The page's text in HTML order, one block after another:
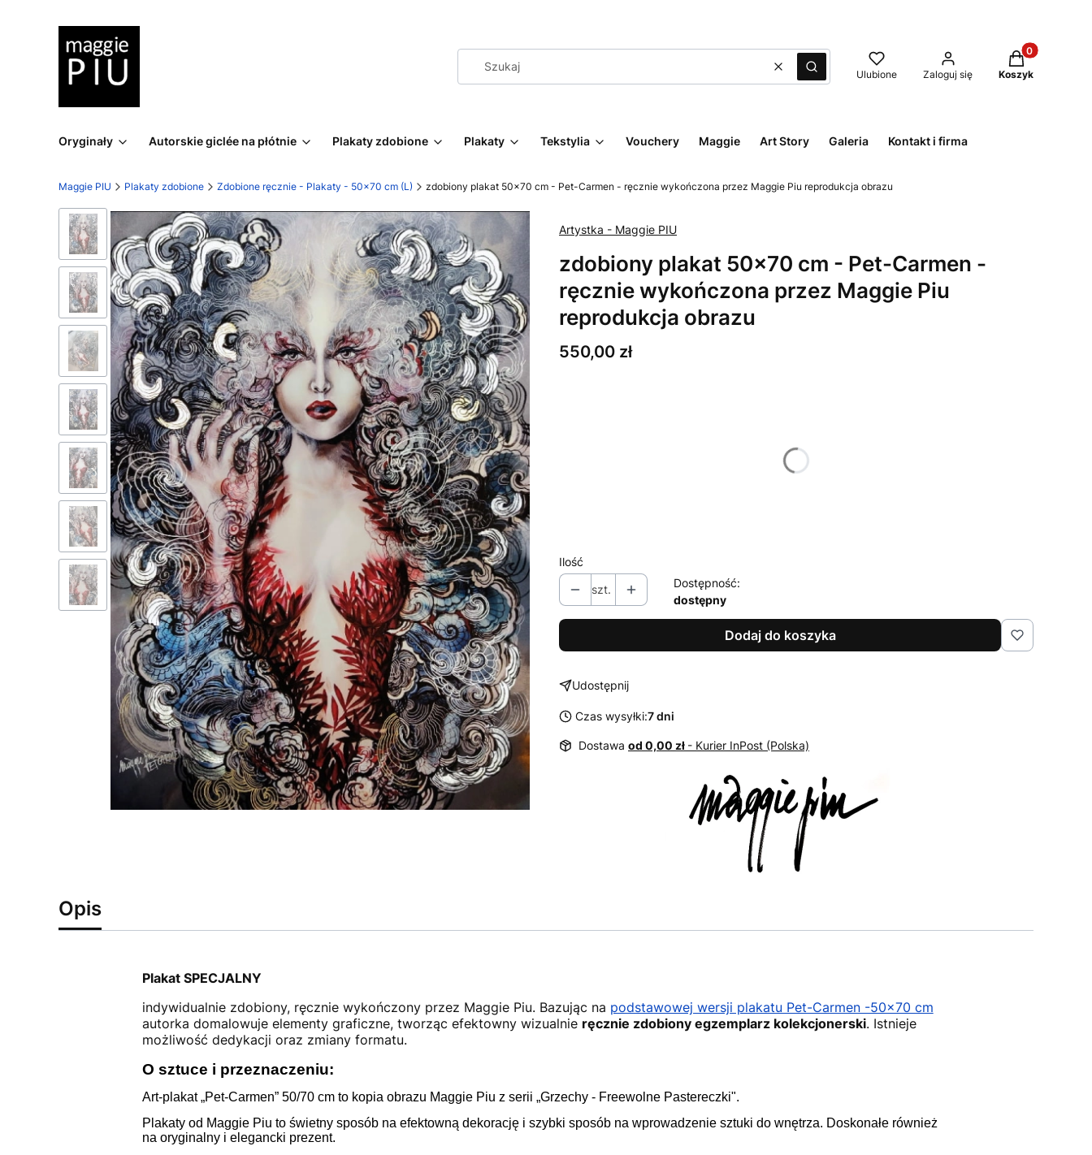
WyczyśćSzukaj Ulubione Zaloguj się
Produkty w
Koszyk
Oryginały Autorskie giclée na płótnie Plakaty zdobione Plakaty Tekstylia Vouchery Maggie Art Story Galeria Kontakt i firma
Maggie PIU Plakaty zdobione Zdobione ręcznie - Plakaty - 50x70 cm (L) zdobiony plakat 50x70 cm - Pet-Carmen - ręcznie wykończona przez Maggie Piu reprodukcja obrazu
Artystka - Maggie PIU
zdobiony plakat 50x70 cm - Pet-Carmen -
ręcznie wykończona przez Maggie Piu
reprodukcja obrazu
Cena
550,00 zł
Ilość
szt.
Dostępność:
dostępny
Dodaj do koszyka
Udostępnij
Czas wysyłki:7 dni
Dostawa od 0,00 zł - Kurier InPost (Polska)
Opis
Plakat SPECJALNY
indywidualnie zdobiony, ręcznie wykończony przez Maggie Piu. Bazując na podstawowej wersji plakatu Pet-Carmen -50x70 cm
autorka domalowuje elementy graficzne, tworząc efektowny wizualnie ręcznie zdobiony egzemplarz kolekcjonerski. Istnieje
możliwość dedykacji oraz zmiany formatu.
O sztuce i przeznaczeniu:
Art-plakat „Pet-Carmen” 50/70 cm to kopia obrazu Maggie Piu z serii „Grzechy - Freewolne Pastereczki".
Plakaty od Maggie Piu to świetny sposób na efektowną dekorację i szybki sposób na wprowadzenie sztuki do wnętrza. Doskonałe również
na oryginalny i elegancki prezent.